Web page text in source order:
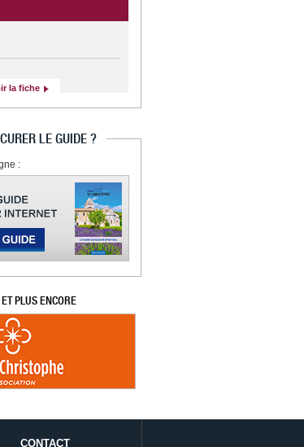
la fiche
LE GUIDE ?
:
PLUS ENCORE
CONTACT